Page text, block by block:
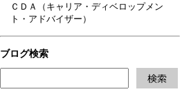
ＣＤＡ（キャリア・ディベロップメン
ト・アドバイザー）
ブログ検索